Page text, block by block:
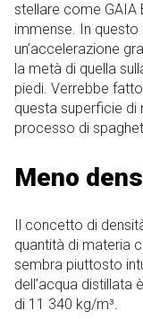
stellare come GAIA
immense. In questo
un’accelerazione
la metà di quella
piedi. Verrebbe
questa superficie di
processo di
Meno
Il concetto di
quantità di materia
sembra piuttosto
dell’acqua distillata
di 11 340 kg/m³.